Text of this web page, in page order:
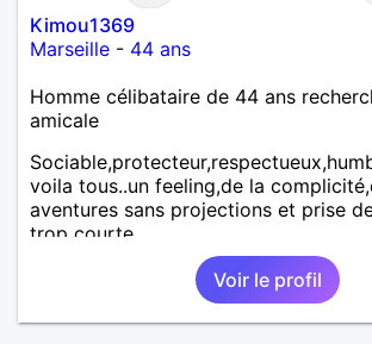
Kimou1369
Marseille - 44 ans
Homme célibataire de 44 ans
amicale
voila tous..un feeling,de la
aventures sans projections et prise
trop courte
Voir le profil